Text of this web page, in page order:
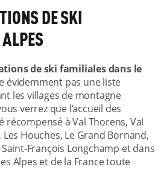
DE SKI
de ski familiales dans le
évidemment pas une liste
les villages de montagne
verrez que l’accueil des
récompensé à Val Thorens, Val
Les Houches, Le Grand Bornand,
Saint-François Longchamp et dans
Alpes et de la France toute